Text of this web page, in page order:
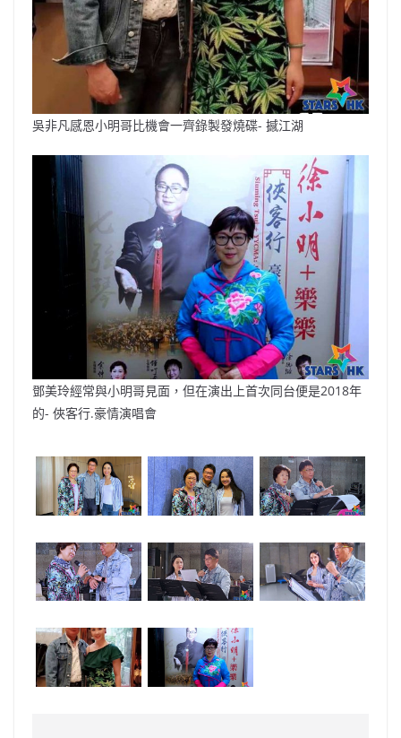
吳非凡感恩小明哥比機會一齊錄製發燒碟- 撼江湖
鄧美玲經常與小明哥見面，但在演出上首次同台便是2018年
的- 俠客行.豪情演唱會